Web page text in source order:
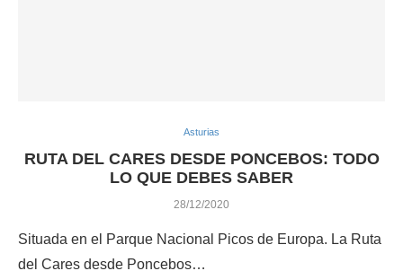
Asturias
RUTA DEL CARES DESDE PONCEBOS: TODO
LO QUE DEBES SABER
28/12/2020
Situada en el Parque Nacional Picos de Europa. La Ruta
del Cares desde Poncebos…